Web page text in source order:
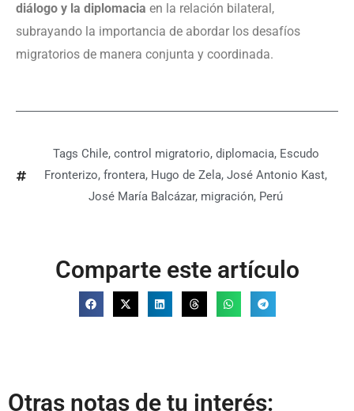
diálogo y la diplomacia en la relación bilateral,
subrayando la importancia de abordar los desafíos
migratorios de manera conjunta y coordinada.
Tags Chile, control migratorio, diplomacia, Escudo
Fronterizo, frontera, Hugo de Zela, José Antonio Kast,
José María Balcázar, migración, Perú
Comparte este artículo
Otras notas de tu interés: